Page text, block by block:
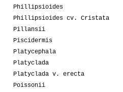
Phillipsioides
Phillipsioides cv. Cristata
Pillansii
Piscidermis
Platycephala
Platyclada
Platyclada v. erecta
Poissonii